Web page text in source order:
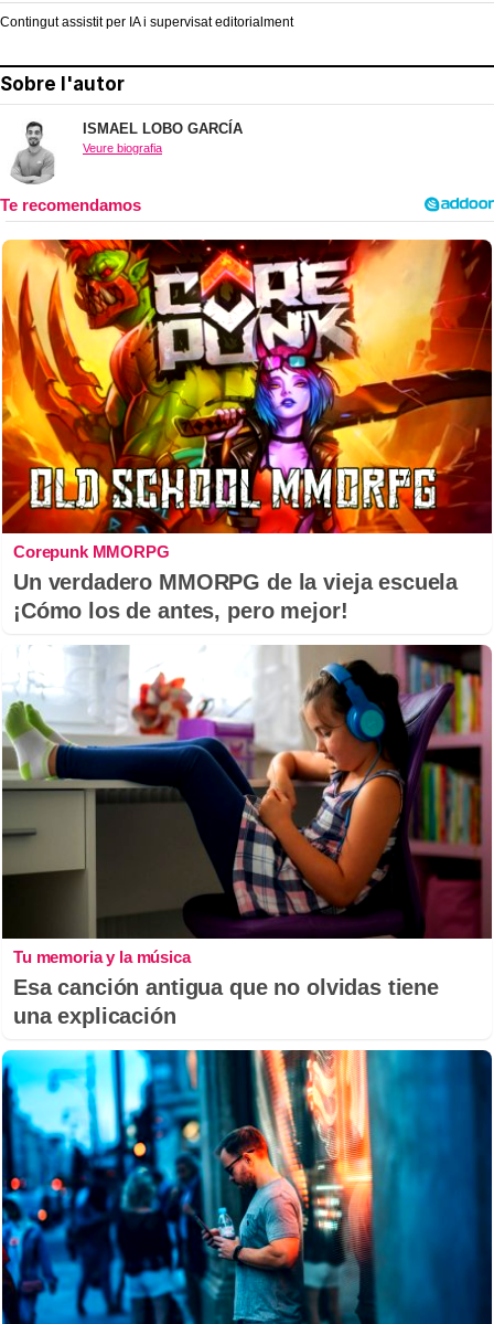
Contingut assistit per IA i supervisat editorialment
Sobre l'autor
ISMAEL LOBO GARCÍA
Veure biografia
Corepunk MMORPG
Un verdadero MMORPG de la vieja escuela
¡Cómo los de antes, pero mejor!
Tu memoria y la música
Esa canción antigua que no olvidas tiene
una explicación